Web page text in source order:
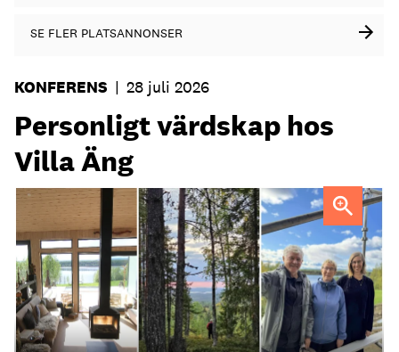
SE FLER PLATSANNONSER
KONFERENS | 28 juli 2026
Personligt värdskap hos
Villa Äng
Jenny Isaksson (th) med föräldrarna Kent Lindvall och
Britta Jonsson Lindvall.